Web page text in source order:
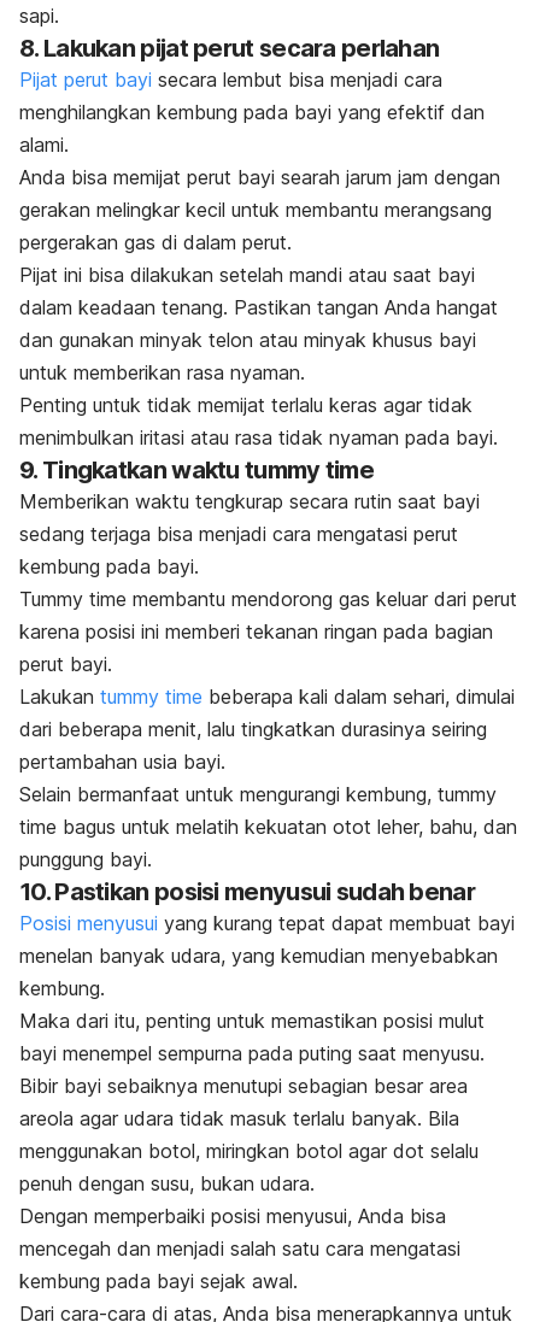
sapi.
8. Lakukan pijat perut secara perlahan
Pijat perut bayi secara lembut bisa menjadi cara
menghilangkan kembung pada bayi yang efektif dan
alami.
Anda bisa memijat perut bayi searah jarum jam dengan
gerakan melingkar kecil untuk membantu merangsang
pergerakan gas di dalam perut.
Pijat ini bisa dilakukan setelah mandi atau saat bayi
dalam keadaan tenang. Pastikan tangan Anda hangat
dan gunakan minyak telon atau minyak khusus bayi
untuk memberikan rasa nyaman.
Penting untuk tidak memijat terlalu keras agar tidak
menimbulkan iritasi atau rasa tidak nyaman pada bayi.
9. Tingkatkan waktu tummy time
Memberikan waktu tengkurap secara rutin saat bayi
sedang terjaga bisa menjadi cara mengatasi perut
kembung pada bayi.
Tummy time membantu mendorong gas keluar dari perut
karena posisi ini memberi tekanan ringan pada bagian
perut bayi.
Lakukan tummy time beberapa kali dalam sehari, dimulai
dari beberapa menit, lalu tingkatkan durasinya seiring
pertambahan usia bayi.
Selain bermanfaat untuk mengurangi kembung, tummy
time bagus untuk melatih kekuatan otot leher, bahu, dan
punggung bayi.
10. Pastikan posisi menyusui sudah benar
Posisi menyusui yang kurang tepat dapat membuat bayi
menelan banyak udara, yang kemudian menyebabkan
kembung.
Maka dari itu, penting untuk memastikan posisi mulut
bayi menempel sempurna pada puting saat menyusu.
Bibir bayi sebaiknya menutupi sebagian besar area
areola agar udara tidak masuk terlalu banyak. Bila
menggunakan botol, miringkan botol agar dot selalu
penuh dengan susu, bukan udara.
Dengan memperbaiki posisi menyusui, Anda bisa
mencegah dan menjadi salah satu cara mengatasi
kembung pada bayi sejak awal.
Dari cara-cara di atas, Anda bisa menerapkannya untuk